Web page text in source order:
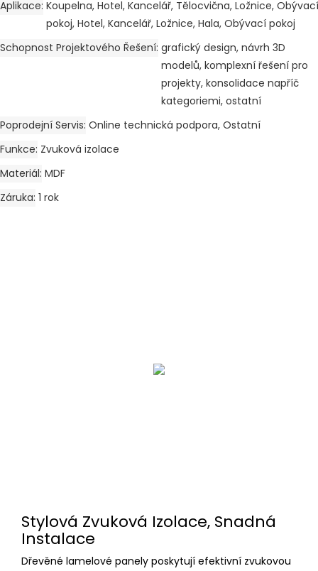
Aplikace Koupelna, Hotel, Kancelář, Tělocvična, Ložnice, Obývací
pokoj, Hotel, Kancelář, Ložnice, Hala, Obývací pokoj
Schopnost Projektového Řešení grafický design, návrh 3D
modelů, komplexní řešení pro
projekty, konsolidace napříč
kategoriemi, ostatní
Poprodejní Servis Online technická podpora, Ostatní
Funkce Zvuková izolace
Materiál MDF
Záruka 1 rok
Stylová Zvuková Izolace, Snadná
Instalace
Dřevěné lamelové panely poskytují efektivní zvukovou